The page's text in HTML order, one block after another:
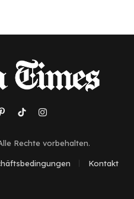
PinterestTikTokInstagram
Rechte vorbehalten.
Kontakt